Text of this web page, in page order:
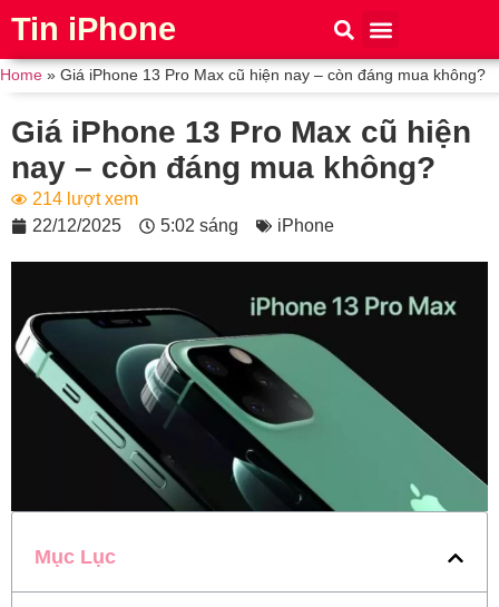
Tin iPhone
Home » Giá iPhone 13 Pro Max cũ hiện nay – còn đáng mua không?
Giá iPhone 13 Pro Max cũ hiện
nay – còn đáng mua không?
214 lượt xem
22/12/2025
5:02 sáng iPhone
Mục Lục